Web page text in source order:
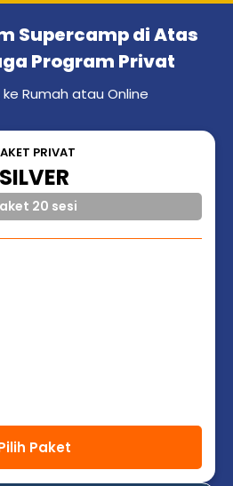
Supercamp di Atas
Program Privat
Rumah atau Online
PRIVAT
SILVER
20 sesi
Paket